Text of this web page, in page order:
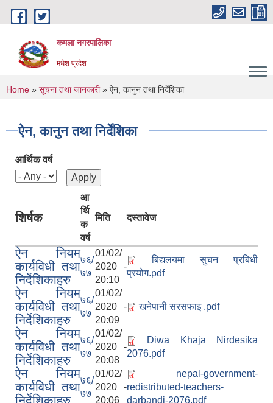
Skip to main content
कमला नगरपालिका
मधेश प्रदेश
You are here
Home » सूचना तथा जानकारी» ऐन, कानुन तथा निर्देशिका
ऐन, कानुन तथा निर्देशिका
आर्थिक वर्ष
शिर्षक
आ
र्थि
क
वर्ष
मिति दस्तावेज
ऐन नियम
कार्यविधी तथा
निर्देशिकाहरु
७६/
७७
01/02/
2020 -
20:10
बिद्यलयमा सुचन प्रबिधी
प्रयोग.pdf
ऐन नियम
कार्यविधी तथा
निर्देशिकाहरु
७६/
७७
01/02/
2020 -
20:09
खनेपानी सरसफाइ .pdf
ऐन नियम
कार्यविधी तथा
निर्देशिकाहरु
७६/
७७
01/02/
2020 -
20:08
Diwa Khaja Nirdesika
2076.pdf
ऐन नियम
कार्यविधी तथा७६/
७७
01/02/
2020 -
20:06
nepal-government-
redistributed-teachers-
darbandi-2076.pdf